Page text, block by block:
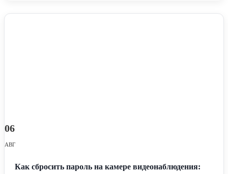
06
АВГ
Как сбросить пароль на камере видеонаблюдения: